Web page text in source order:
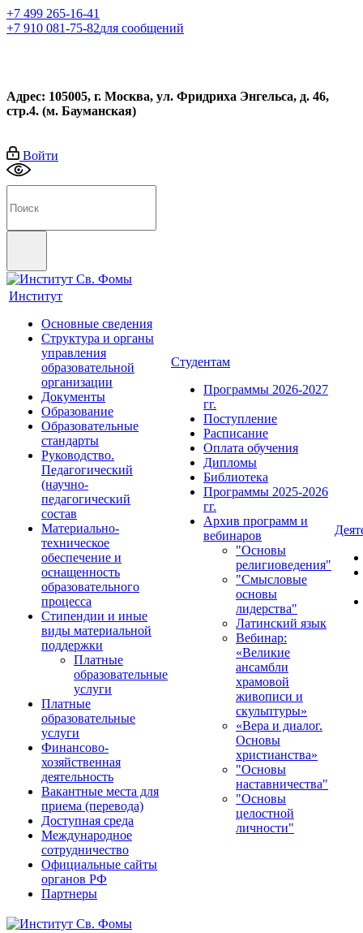
+7 499 265-16-41
+7 910 081-75-82для сообщений
Адрес: 105005, г. Москва, ул. Фридриха Энгельса, д. 46,
стр.4. (м. Бауманская)
Войти
Институт
Основные сведения
Структура и органы
управления
образовательной
организации
Документы
Образование
Образовательные
стандарты
Руководство.
Педагогический
(научно-
педагогический
состав
Материально-
техническое
обеспечение и
оснащенность
образовательного
процесса
Стипендии и иные
виды материальной
поддержки
Платные
образовательные
услуги
Платные
образовательные
услуги
Финансово-
хозяйственная
деятельность
Вакантные места для
приема (перевода)
Доступная среда
Международное
сотрудничество
Официальные сайты
органов РФ
Партнеры
Студентам
Программы 2026-2027
гг.
Поступление
Расписание
Оплата обучения
Дипломы
Библиотека
Программы 2025-2026
гг.
Архив программ и
вебинаров
"Основы
религиоведения"
"Смысловые
основы
лидерства"
Латинский язык
Вебинар:
«Великие
ансамбли
храмовой
живописи и
скульптуры»
«Вера и диалог.
Основы
христианства»
"Основы
наставничества"
"Основы
целостной
личности"